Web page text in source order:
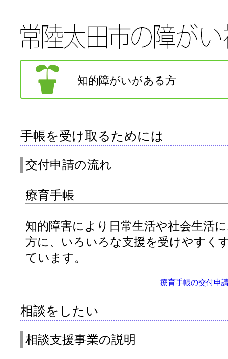
知的障がいがある方
手帳を受け取るためには
交付申請の流れ
療育手帳
知的障害により日常生活や社会生活
方に、いろいろな支援を受けやすく
ています。
療育手帳の交付申
相談をしたい
相談支援事業の説明